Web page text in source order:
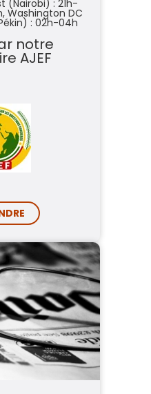
(Nairobi) : 21h-
Washington DC
: 02h-04h
notre
AJEF